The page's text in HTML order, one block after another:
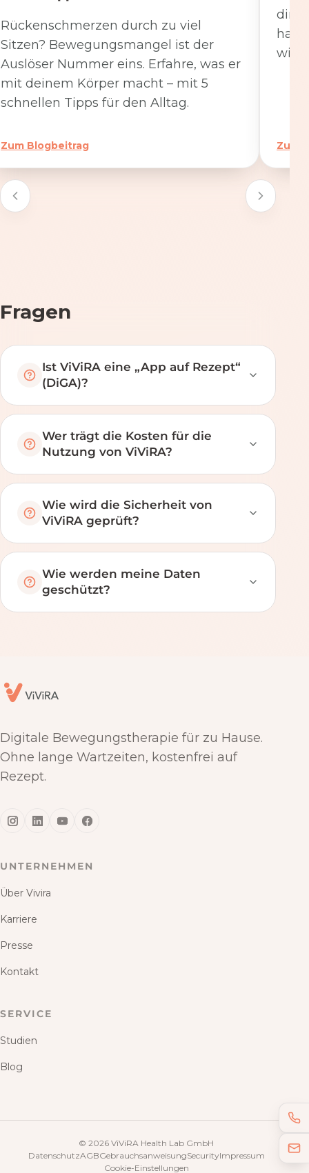
Rückenschmerzen durch zu viel
Sitzen? Bewegungsmangel ist der
Auslöser Nummer eins. Erfahre, was er
mit deinem Körper macht – mit 5
schnellen Tipps für den Alltag.
Zum Blogbeitrag
hat.
Zum
Fragen
Ist ViViRA eine „App auf Rezept“
(DiGA)?
Wer trägt die Kosten für die
Nutzung von ViViRA?
Wie wird die Sicherheit von
ViViRA geprüft?
Wie werden meine Daten
geschützt?
Digitale Bewegungstherapie für zu Hause.
Ohne lange Wartzeiten, kostenfrei auf
Rezept.
UNTERNEHMEN
Über Vivira
Karriere
Presse
Kontakt
SERVICE
Studien
Blog
© 2026 ViViRA Health Lab GmbH
DatenschutzAGBGebrauchsanweisungSecurityImpressum
Cookie-Einstellungen